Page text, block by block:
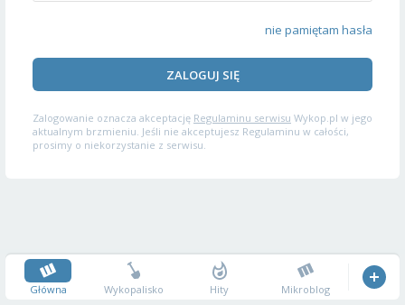
nie pamiętam hasła
ZALOGUJ SIĘ
Zalogowanie oznacza akceptację Regulaminu serwisu Wykop.pl w jego
aktualnym brzmieniu. Jeśli nie akceptujesz Regulaminu w całości,
prosimy o niekorzystanie z serwisu.
Główna Wykopalisko Hity Mikroblog